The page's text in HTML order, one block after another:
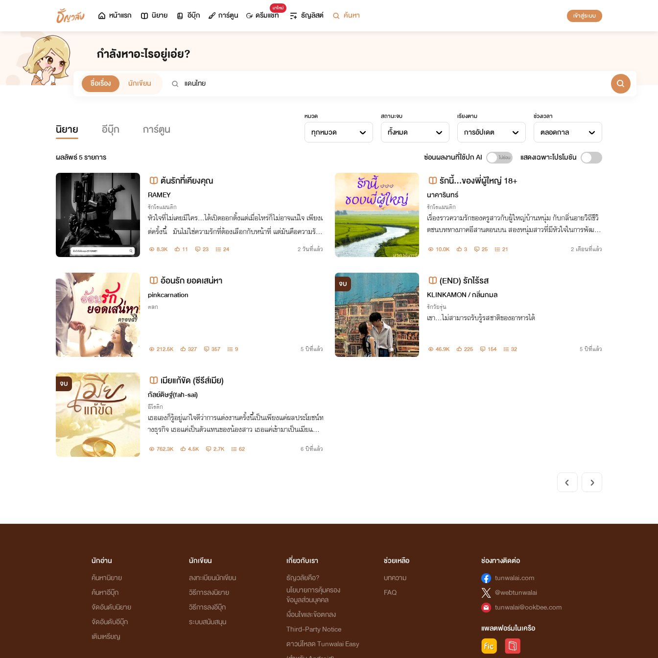
หน้าแรก นิยาย อีบุ๊ก การ์ตูน
มาใหม่
ดรีมแชท ธัญลิสต์ ค้นหา เข้าสู่ระบบ
กำลังหาอะไรอยู่เอ่ย?
ชื่อเรื่อง นักเขียน
นิยาย อีบุ๊ก การ์ตูน
หมวด
ทุกหมวด
สถานะจบ
ทั้งหมด
เรียงตาม
การอัปเดต
ช่วงเวลา
ตลอดกาล
ผลลัพธ์5รายการ ซ่อนผลงานที่ใช้ปก AI แสดงเฉพาะโปรโมชัน
ต้นรักที่เคียงคุณ
RAMEY
รักโรแมนติก
หัวใจที่ไม่เคยมีใคร...ได้เปิดออกตั้งแต่เมื่อไหร่ก็ไม่อาจแน่ใจ เพียงแ
ต่ครั้งนี้ มันไม่ใช่ความรักที่ต้องเลือกกับหน้าที่ แต่มันคือความรั
ก...ที่เดินเคียงข้างกัน จากนักเขียนมือใหม่ ฝากไว้ในอ้อมกอด้วย
8.3K 11 23 24 2 วันที่แล้ว
รักนี้...ของพี่ผู้ใหญ่ 18+
นาคารินทร์
รักโรแมนติก
เรื่องราวความรักของครูสาวกับผู้ใหญ่บ้านหนุ่ม กับกลิ่นอายวิถีชีวิ
ตชนบททางภาคอีสานตอนบน สองหนุ่มสาวที่มีหัวใจในการพัฒนา
ที่ชายแดนริมฝั่งโขง
10.0K 3 25 21 2 เดือนที่แล้ว
อ้อนรัก ยอดเสน่หา
pinkcarnation
ตลก
212.5K 327 357 9 5 ปีที่แล้ว
จบ (END) รักไร้รส
KLINKAMON / กลิ่นกมล
รักวัยรุ่น
เขา...ไม่สามารถรับรู้รสชาติของอาหารได้
46.9K 225 154 32 5 ปีที่แล้ว
จบ เมียแก้ขัด (ซีรีส์เมีย)
กัลย์ดิษฐ์(fah-sai)
อีโรติก
เธอเองก็รู้อยู่แก่ใจดีว่าการแต่งงานครั้งนี้เป็นเพียงแค่ผลประโยชน์ท
างธุรกิจ เธอแค่เป็นตัวแทนของน้องสาว เธอแค่เข้ามาเป็นเมียแก้ขั
762.3K 4.5K 2.7K 62 6 ปีที่แล้ว
นักอ่าน
ค้นหานิยาย
ค้นหาอีบุ๊ก
จัดอันดับนิยาย
จัดอันดับอีบุ๊ก
เติมเหรียญ
นักเขียน
ลงทะเบียนนักเขียน
วิธีการลงนิยาย
วิธีการลงอีบุ๊ก
ระบบสนับสนุน
เกี่ยวกับเรา
ธัญวลัยคือ?
นโยบายการคุ้มครอง
ข้อมูลส่วนบุคคล
เงื่อนไขและข้อตกลง
Third-Party Notice
ดาวน์โหลด Tunwalai Easy
ช่วยเหลือ
บทความ
FAQ
ช่องทางติดต่อ
tunwalai.com
@webtunwalai
tunwalai@ookbee.com
แพลตฟอร์มในเครือ